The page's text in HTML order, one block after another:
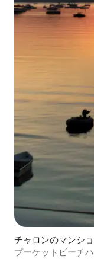
チャロンのマンシ
プーケットビーチ